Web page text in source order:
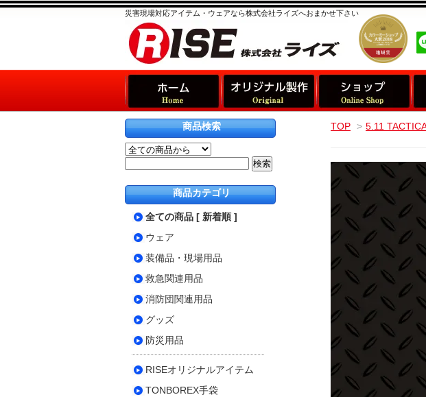
災害現場対応アイテム・ウェアなら株式会社ライズへおまかせ下さい
TOP > 5.11
商品検索
商品カテゴリ
全ての商品 [ 新着順 ]
ウェア
装備品・現場用品
救急関連用品
消防団関連用品
グッズ
防災用品
RISEオリジナルアイテム
TONBOREX手袋